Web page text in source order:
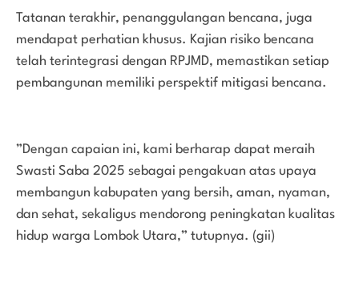
Tatanan terakhir, penanggulangan bencana, juga
mendapat perhatian khusus. Kajian risiko bencana
telah terintegrasi dengan RPJMD, memastikan setiap
pembangunan memiliki perspektif mitigasi bencana.
”Dengan capaian ini, kami berharap dapat meraih
Swasti Saba 2025 sebagai pengakuan atas upaya
membangun kabupaten yang bersih, aman, nyaman,
dan sehat, sekaligus mendorong peningkatan kualitas
hidup warga Lombok Utara,” tutupnya. (gii)